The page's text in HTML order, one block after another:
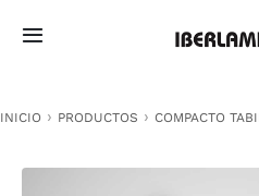
Toggle
NOSOTROS
INICIO PRODUCTOS COMPACTO